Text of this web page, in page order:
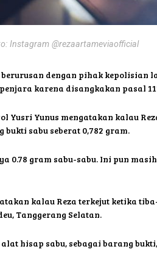
Instagram @rezaartameviaofficial
dengan pihak
karena disangkakan pasal
Yusri Yunus mengatakan kalau
sabu seberat 0,782 gram.
0.78 gram sabu-sabu. Ini pun
kalau Reza terkejut ketika
Tanggerang Selatan.
hisap sabu, sebagai barang